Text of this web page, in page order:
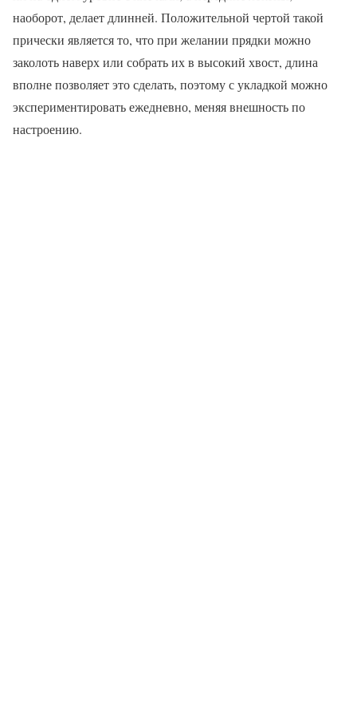
наоборот, делает длинней. Положительной чертой такой
прически является то, что при желании прядки можно
заколоть наверх или собрать их в высокий хвост, длина
вполне позволяет это сделать, поэтому с укладкой можно
экспериментировать ежедневно, меняя внешность по
настроению.